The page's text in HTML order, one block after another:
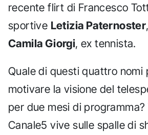
recente flirt di Francesco
sportive Letizia Paternoster
Camila Giorgi, ex tennista.
Quale di questi quattro nomi
motivare la visione del
per due mesi di programma?
Canale5 vive sulle spalle di